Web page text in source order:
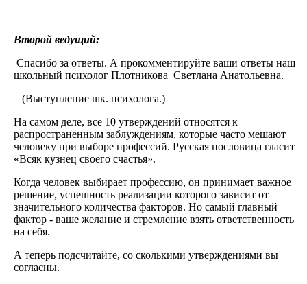
Второй ведущий:
Спасибо за ответы. А прокомментируйте ваши ответы наш
школьный психолог Плотникова Светлана Анатольевна.
(Выступление шк. психолога.)
На самом деле, все 10 утверждений относятся к
распространенным заблуждениям, которые часто мешают
человеку при выборе профессий. Русская пословица гласит
«Всяк кузнец своего счастья».
Когда человек выбирает профессию, он принимает важное
решение, успешность реализации которого зависит от
значительного количества факторов. Но самый главный
фактор - ваше желание и стремление взять ответственность
на себя.
А теперь подсчитайте, со сколькими утверждениями вы
согласны.